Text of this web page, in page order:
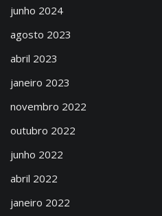
junho 2024
agosto 2023
abril 2023
janeiro 2023
novembro 2022
outubro 2022
junho 2022
abril 2022
janeiro 2022